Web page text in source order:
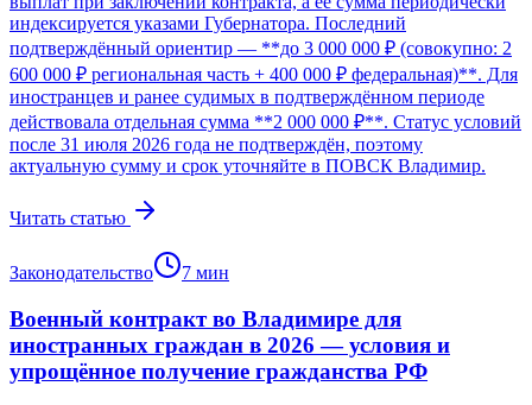
индексируется указами Губернатора. Последний
подтверждённый ориентир — **до 3 000 000 ₽ (совокупно: 2
600 000 ₽ региональная часть + 400 000 ₽ федеральная)**. Для
иностранцев и ранее судимых в подтверждённом периоде
действовала отдельная сумма **2 000 000 ₽**. Статус условий
после 31 июля 2026 года не подтверждён, поэтому
актуальную сумму и срок уточняйте в ПОВСК Владимир.
Читать статью
Законодательство 7 мин
Военный контракт во Владимире для
иностранных граждан в 2026 — условия и
упрощённое получение гражданства РФ